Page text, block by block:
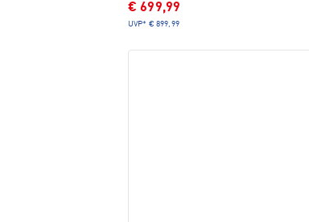
€ 699,99
UVP* € 899,99